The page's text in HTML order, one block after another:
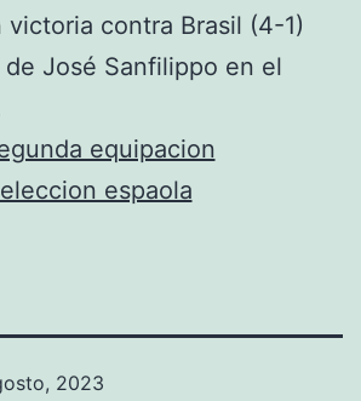
victoria contra Brasil (4-1)
José Sanfilippo en el
2023